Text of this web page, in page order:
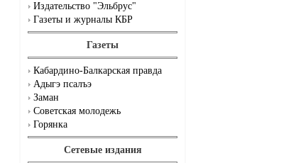
Издательство "Эльбрус"
Газеты и журналы КБР
Газеты
Кабардино-Балкарская правда
Адыгэ псалъэ
Заман
Советская молодежь
Горянка
Сетевые издания